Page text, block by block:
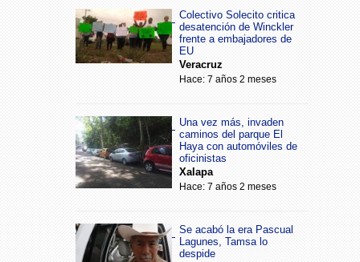
Colectivo Solecito critica
desatención de Winckler
frente a embajadores de
EU
Veracruz
Hace: 7 años 2 meses
Una vez más, invaden
caminos del parque El
Haya con automóviles de
oficinistas
Xalapa
Hace: 7 años 2 meses
Se acabó la era Pascual
Lagunes, Tamsa lo
despide